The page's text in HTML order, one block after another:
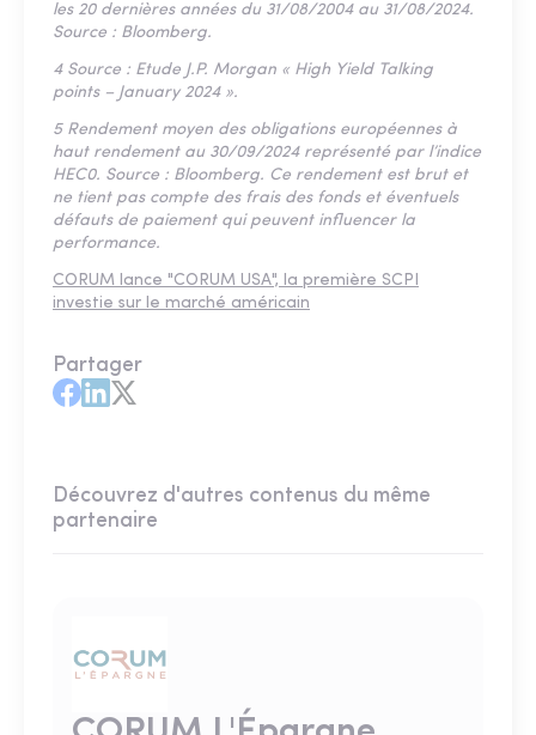
les 20 dernières années du 31/08/2004 au 31/08/2024.
Source : Bloomberg.
4 Source : Etude J.P. Morgan « High Yield Talking
points – January 2024 ».
5 Rendement moyen des obligations européennes à
haut rendement au 30/09/2024 représenté par l’indice
HEC0. Source : Bloomberg. Ce rendement est brut et
ne tient pas compte des frais des fonds et éventuels
défauts de paiement qui peuvent influencer la
performance.
CORUM lance "CORUM USA", la première SCPI
investie sur le marché américain
Partager
Découvrez d'autres contenus du même
partenaire